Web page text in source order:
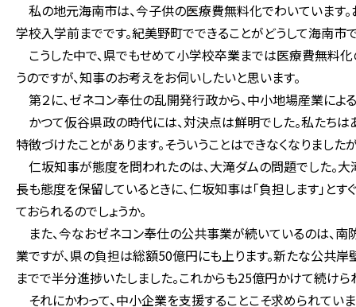
私の地元海南市は、今子供の医療費無料化でわいています
学校入学前までです。紀美野町でできることがどうして海南市
こうした中で、県でもせめて小学校卒業までは医療費無料
うのですが、知事のお考えをお伺いしたいと思います。
第２に、ゼネコン奉仕の乱開発行政から、中小地場産業によ
かつて仮谷県政の時代には、対決点は鮮明でした。私たちは
特徴づけたことがあります。そういうことはできなくなりまし
仁坂知事が態度を問われたのは、大滝ダムの問題でした。
長も態度を保留しているときに、仁坂知事は「負担します」と
ておられるのでしょうか。
また、今なおゼネコン奉仕の公共事業が続いているのは、
業ですが、県の負担は総額50億円にも上ります。新たな公共
までで半分進捗いたしました。これからも25億円かけて続けら
それにかわって、中小企業を支援することこそ求められてい